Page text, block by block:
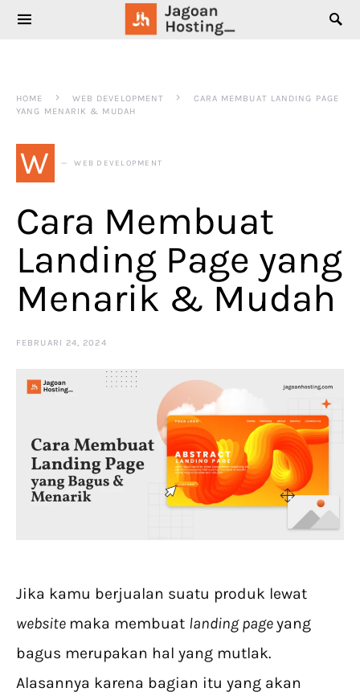
SEARCH FOR:
HOME WEB DEVELOPMENT
CARA MEMBUAT LANDING PAGE
YANG MENARIK & MUDAH
W WEB DEVELOPMENT
Cara Membuat
Landing Page yang
Menarik & Mudah
FEBRUARI 24, 2024
Jika kamu berjualan suatu produk lewat
website maka membuat landing pageyang
bagus merupakan hal yang mutlak.
Alasannya karena bagian itu yang akan